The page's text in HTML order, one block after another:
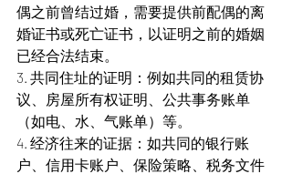
偶之前曾结过婚，需要提供前配偶的离
婚证书或死亡证书，以证明之前的婚姻
已经合法结束。
3. 共同住址的证明：例如共同的租赁协
议、房屋所有权证明、公共事务账单
（如电、水、气账单）等。
4. 经济往来的证据：如共同的银行账
户、信用卡账户、保险策略、税务文件